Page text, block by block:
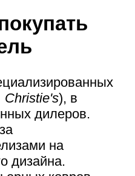
Christie's), в
дилеров.
на
дизайна.